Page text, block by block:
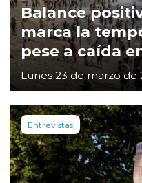
Balance
marca la
pese a caída
Lunes 23 de marzo de
Entrevistas